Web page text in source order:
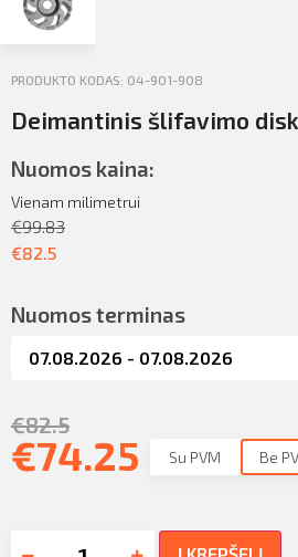
PRODUKTO KODAS: 04-901-908
Deimantinis šlifavimo
Nuomos kaina:
Vienam milimetrui
€99.83
€82.5
Nuomos terminas
€82.5
€74.25 Su PVM Be